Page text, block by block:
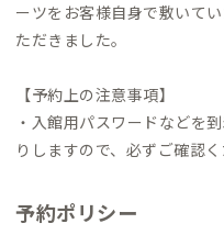
ーツをお客様自身で敷いて
ただきました。
【予約上の注意事項】
・入館用パスワードなどを
りしますので、必ずご確認く
予約ポリシー